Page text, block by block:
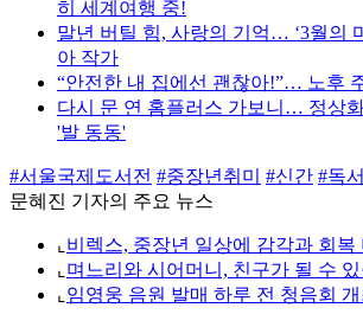
히 세계여행 중!
말년 버틸 힘, 사랑의 기억… ‘3월의
아 작가
“안전한 내 집에선 괜찮아!”… 노후
다시 문 연 홈플러스 가보니… 정상
'발 동동'
#서울국제도서전 #중장년취미 #신간 #독서
문혜진 기자의 주요 뉴스
⌞ 비렉스, 중장년 일상에 감각과 회복
⌞ 며느리와 시어머니, 친구가 될 수
⌞ 임영웅 음원 발매 하루 전 청음회 개